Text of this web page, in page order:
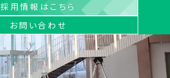
採用情報はこちら
お問い合わせ